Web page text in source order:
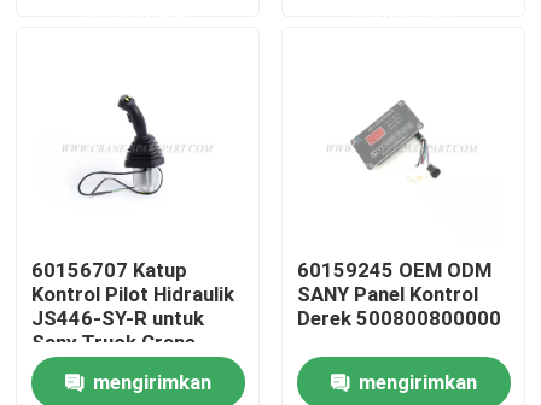
Tentang kita
Wisata pabrik
Kontrol kualitas
Hubungi kami
60156707 Katup
Kontrol Pilot Hidraulik
JS446-SY-R untuk
Sany Truck Crane
mengirimkan
60159245 OEM ODM
SANY Panel Kontrol
Derek 500800800000
mengirimkan